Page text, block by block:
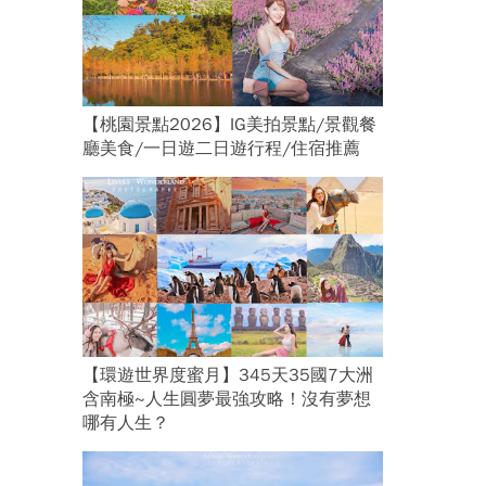
【桃園景點2026】IG美拍景點/景觀餐
廳美食/一日遊二日遊行程/住宿推薦
【環遊世界度蜜月】345天35國7大洲
含南極~人生圓夢最強攻略！沒有夢想
哪有人生？